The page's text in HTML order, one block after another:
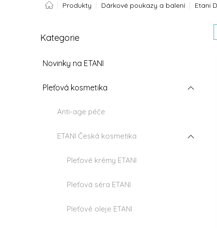
PORADNA BLOG
DomůProdukty Dárkové poukazy a balení Etani
o
a
n
Přeskočit
Kategorie
Novinky na ETANI
Pleťová kosmetika
Anti-age péče
ETANI Česká kosmetika
Pleťové krémy ETANI
Pleťová séra ETANI
Pleťové oleje ETANI